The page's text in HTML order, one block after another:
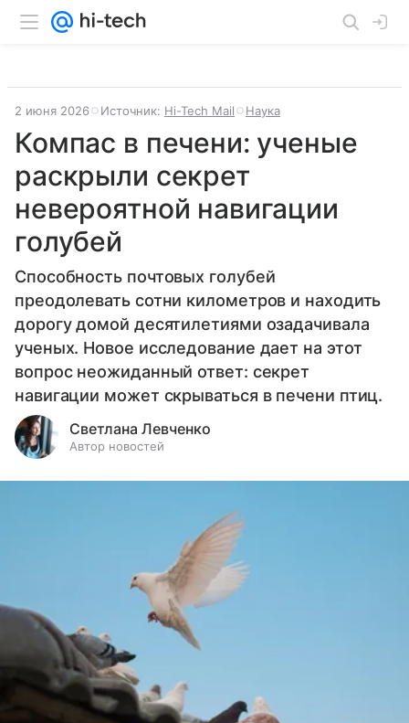
2 июня 2026 Источник: Hi-Tech Mail Наука
Компас в печени: ученые
раскрыли секрет
невероятной навигации
голубей
Способность почтовых голубей
преодолевать сотни километров и находить
дорогу домой десятилетиями озадачивала
ученых. Новое исследование дает на этот
вопрос неожиданный ответ: секрет
навигации может скрываться в печени птиц.
Светлана Левченко
Автор новостей